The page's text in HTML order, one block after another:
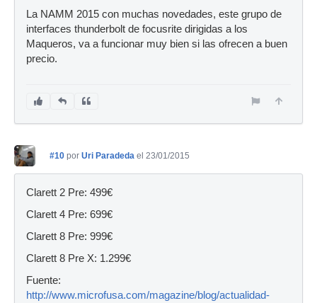
La NAMM 2015 con muchas novedades, este grupo de
interfaces thunderbolt de focusrite dirigidas a los
Maqueros, va a funcionar muy bien si las ofrecen a buen
precio.
#10 por Uri Paradeda el 23/01/2015
Clarett 2 Pre: 499€
Clarett 4 Pre: 699€
Clarett 8 Pre: 999€
Clarett 8 Pre X: 1.299€
Fuente:
http://www.microfusa.com/magazine/blog/actualidad-